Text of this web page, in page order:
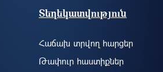
Տեղեկատվություն
Հաճախ տրվող հարցեր
Թափուր հաստիքներ